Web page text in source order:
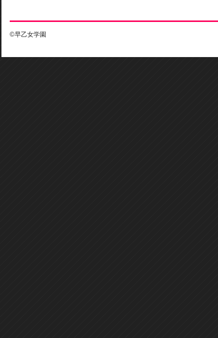
©早乙女学園